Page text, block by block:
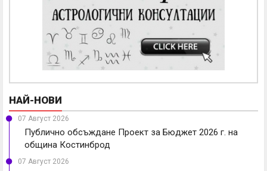
НАЙ-НОВИ
07 Август 2026
Публично обсъждане Проект за Бюджет 2026 г. на
община Костинброд
07 Август 2026